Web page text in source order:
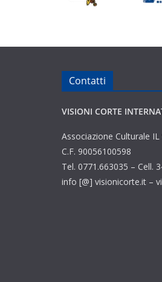
Contatti
VISIONI CORTE
Associazione Culturale IL
C.F. 90056100598
Tel. 0771.663035 – Cell.
info [@] visionicorte.it –